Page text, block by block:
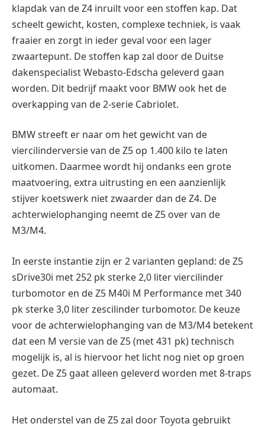
klapdak van de Z4 inruilt voor een stoffen kap. Dat
scheelt gewicht, kosten, complexe techniek, is vaak
fraaier en zorgt in ieder geval voor een lager
zwaartepunt. De stoffen kap zal door de Duitse
dakenspecialist Webasto-Edscha geleverd gaan
worden. Dit bedrijf maakt voor BMW ook het de
overkapping van de 2-serie Cabriolet.
BMW streeft er naar om het gewicht van de
viercilinderversie van de Z5 op 1.400 kilo te laten
uitkomen. Daarmee wordt hij ondanks een grote
maatvoering, extra uitrusting en een aanzienlijk
stijver koetswerk niet zwaarder dan de Z4. De
achterwielophanging neemt de Z5 over van de
M3/M4.
In eerste instantie zijn er 2 varianten gepland: de Z5
sDrive30i met 252 pk sterke 2,0 liter viercilinder
turbomotor en de Z5 M40i M Performance met 340
pk sterke 3,0 liter zescilinder turbomotor. De keuze
voor de achterwielophanging van de M3/M4 betekent
dat een M versie van de Z5 (met 431 pk) technisch
mogelijk is, al is hiervoor het licht nog niet op groen
gezet. De Z5 gaat alleen geleverd worden met 8-traps
automaat.
Het onderstel van de Z5 zal door Toyota gebruikt